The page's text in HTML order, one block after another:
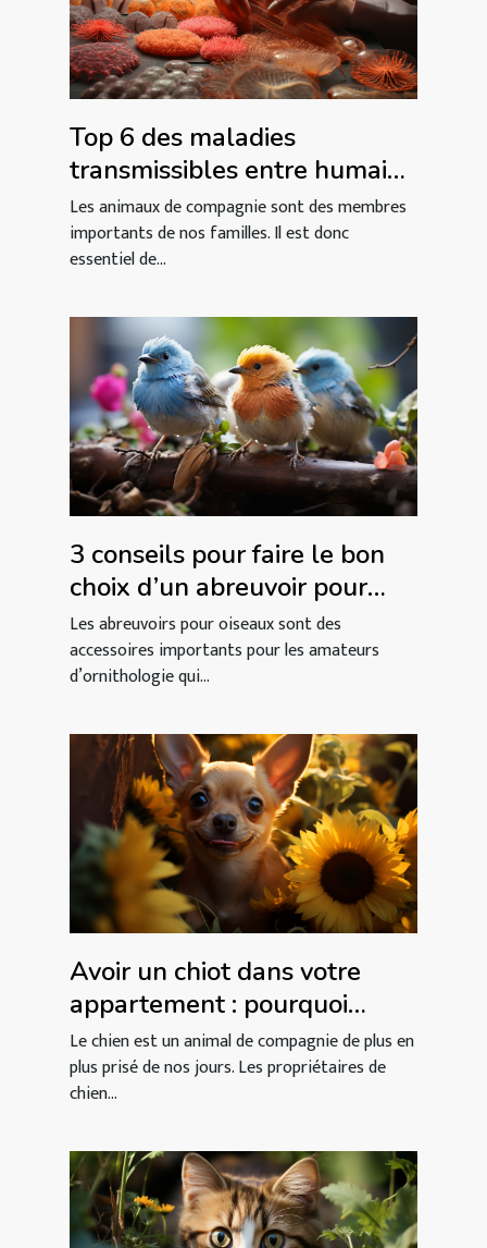
Top 6 des maladies
transmissibles entre humains
et animaux
Les animaux de compagnie sont des membres
importants de nos familles. Il est donc
essentiel de...
3 conseils pour faire le bon
choix d’un abreuvoir pour
oiseaux
Les abreuvoirs pour oiseaux sont des
accessoires importants pour les amateurs
d’ornithologie qui...
Avoir un chiot dans votre
appartement : pourquoi
choisir le chien chihuahua ?
Le chien est un animal de compagnie de plus en
plus prisé de nos jours. Les propriétaires de
chien...